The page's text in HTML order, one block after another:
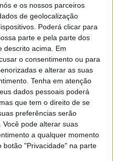
e os nossos parceiros
de geolocalização
Poderá clicar para
parte e pela parte dos
descrito acima. Em
o consentimento ou para
e alterar as suas
Tenha em atenção
dados pessoais poderá
que tem o direito de se
preferências serão
pode alterar suas
a qualquer momento
botão "Privacidade" na parte
com a Associação de
Município.
Municipal e contou com
projeto da Federação
e do vice-presidente
João Manso; frisando a
na promoção
particularmente
foi orientada pelo